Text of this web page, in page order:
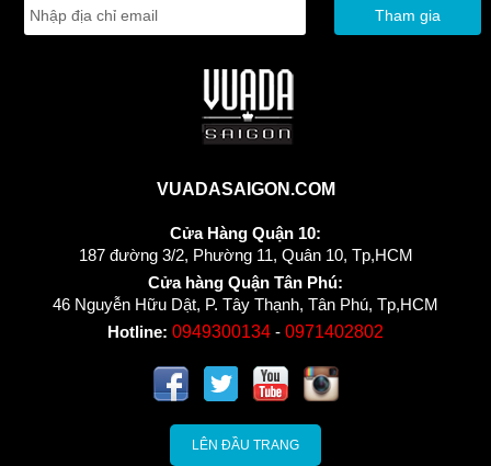
Tham gia
VUADASAIGON.COM
Cửa Hàng Quận 10:
187 đường 3/2, Phường 11, Quân 10, Tp,HCM
Cửa hàng Quận Tân Phú:
46 Nguyễn Hữu Dật, P. Tây Thạnh, Tân Phú, Tp,HCM
Hotline: 0949300134 - 0971402802
LÊN ĐẦU TRANG